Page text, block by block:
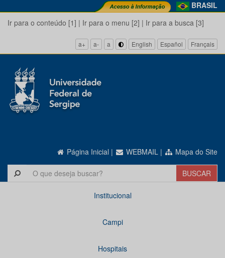
BRASIL
Ir para o conteúdo [1] | Ir para o menu [2] | Ir para a busca [3]
a+ a- a English Español Français
Página Inicial | WEBMAIL | Mapa do Site
Institucional
Campi
Hospitais